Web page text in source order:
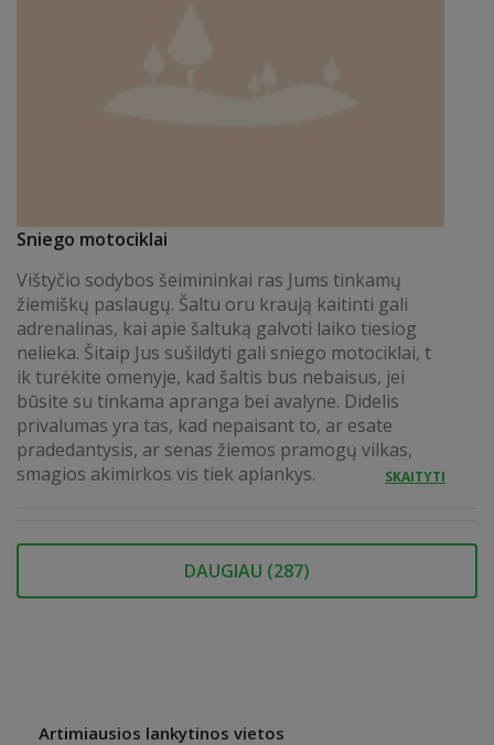
Sniego motociklai
Vištyčio sodybos šeimininkai ras Jums tinkamų
žiemiškų paslaugų. Šaltu oru kraują kaitinti gali
adrenalinas, kai apie šaltuką galvoti laiko tiesiog
nelieka. Šitaip Jus sušildyti gali sniego motociklai, t
ik turėkite omenyje, kad šaltis bus nebaisus, jei
būsite su tinkama apranga bei avalyne. Didelis
privalumas yra tas, kad nepaisant to, ar esate
pradedantysis, ar senas žiemos pramogų vilkas,
smagios akimirkos vis tiek aplankys.
SKAITYTI
DAUGIAU (287)
Artimiausios lankytinos vietos